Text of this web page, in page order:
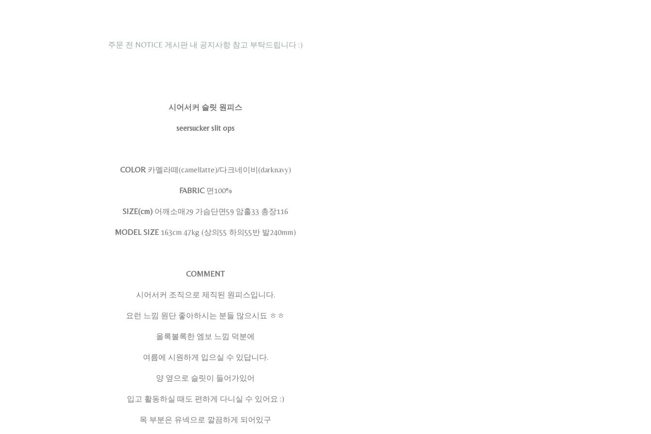
주문 전 NOTICE 게시판 내 공지사항 참고 부탁드립니다 :)
시어서커 슬릿 원피스
seersucker slit ops
COLOR카멜라떼(camellatte)/다크네이비(darknavy)
FABRIC 면100%
SIZE(cm) 어깨소매29 가슴단면59 암홀33 총장116
MODEL SIZE 163cm 47kg (상의55 하의55반 발240mm)
COMMENT
시어서커 조직으로 제직된 원피스입니다.
요런 느낌 원단 좋아하시는 분들 많으시됴 ㅎㅎ
올록볼록한 엠보 느낌 덕분에
여름에 시원하게 입으실 수 있답니다.
양 옆으로 슬릿이 들어가있어
입고 활동하실 때도 편하게 다니실 수 있어요 :)
목 부분은 유넥으로 깔끔하게 되어있구